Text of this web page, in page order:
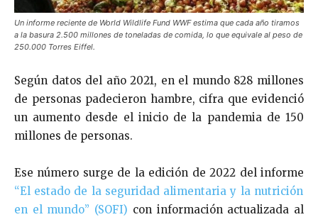
Un informe reciente de World Wildlife Fund WWF estima que cada año tiramos
a la basura 2.500 millones de toneladas de comida, lo que equivale al peso de
250.000 Torres Eiffel.
Según datos del año 2021, en el mundo 828 millones
de personas padecieron hambre, cifra que evidenció
un aumento desde el inicio de la pandemia de 150
millones de personas.
Ese número surge de la edición de 2022 del informe
“El estado de la seguridad alimentaria y la nutrición
en el mundo” (SOFI) con información actualizada al